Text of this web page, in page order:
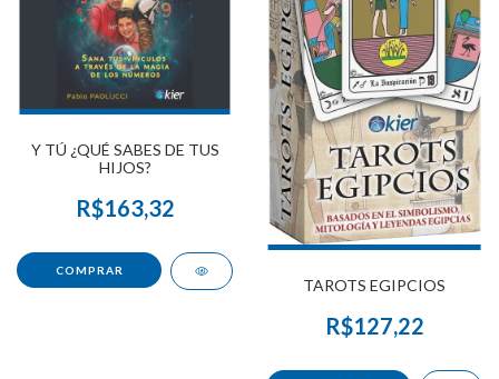
Y TÚ ¿QUÉ SABES DE TUS
HIJOS?
R$163,32
TAROTS EGIPCIOS
R$127,22